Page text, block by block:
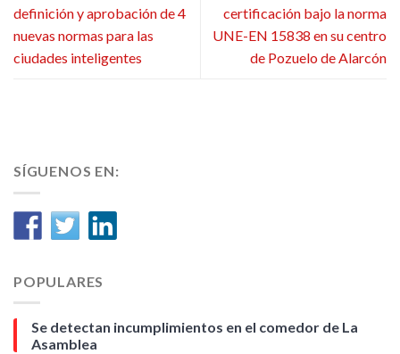
definición y aprobación de 4
nuevas normas para las
ciudades inteligentes
certificación bajo la norma
UNE-EN 15838 en su centro
de Pozuelo de Alarcón
SÍGUENOS EN:
POPULARES
Se detectan incumplimientos en el comedor de La
Asamblea